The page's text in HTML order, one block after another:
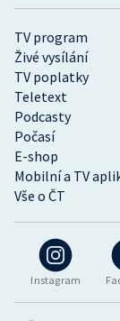
Instagram
TV program
Živé vysílání
TV poplatky
Teletext
Podcasty
Počasí
E-shop
Mobilní a TV
Vše o ČT